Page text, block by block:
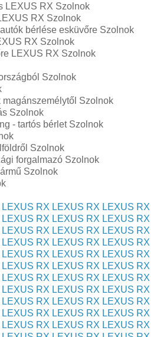
LEXUS RX Szolnok
RX Szolnok
bérlése esküvőre Szolnok
RX Szolnok
LEXUS RX Szolnok
Szolnok
Szolnok
Szolnok
- tartós bérlet Szolnok
Szolnok
forgalmazó Szolnok
Szolnok
LEXUS RX LEXUS RX LEXUS RX
LEXUS RX LEXUS RX LEXUS RX
LEXUS RX LEXUS RX LEXUS RX
LEXUS RX LEXUS RX LEXUS RX
LEXUS RX LEXUS RX LEXUS RX
LEXUS RX LEXUS RX LEXUS RX
LEXUS RX LEXUS RX LEXUS RX
LEXUS RX LEXUS RX LEXUS RX
LEXUS RX LEXUS RX LEXUS RX
LEXUS RX LEXUS RX LEXUS RX
LEXUS RX LEXUS RX LEXUS RX